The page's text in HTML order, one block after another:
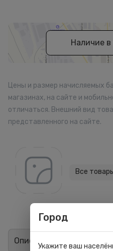
Наличие в
Цены и размер начисляемых
магазинах, на сайте и
отличаться. Внешний вид
представленного на сайте.
Все
Описание
Город
Укажите ваш